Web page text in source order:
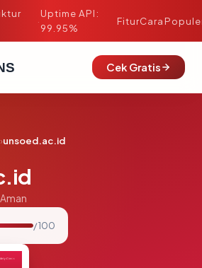
·
Uptime API:
99.95%
FiturCara
Cek Gratis
›unsoed.ac.id
/ 100